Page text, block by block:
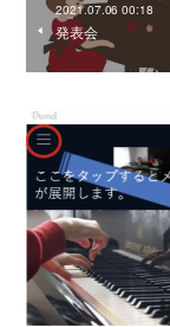
2021.07.06 00:18
発表会